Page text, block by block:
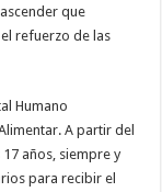
que
refuerzo de las
Humano
A partir del
años, siempre y
para recibir el